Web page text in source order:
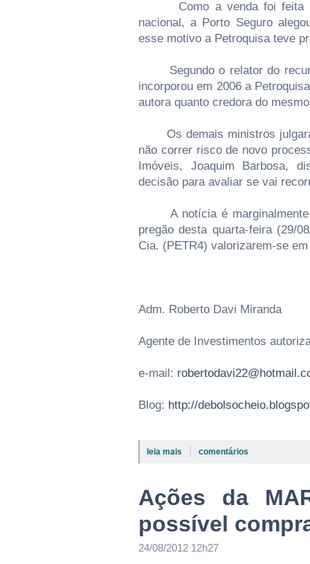
Como a venda foi feita
nacional, a Porto Seguro
esse motivo a Petroquisa teve
Segundo o relator do
incorporou em 2006 a
autora quanto credora do
Os demais ministros
não correr risco de novo
Imóveis, Joaquim Barbosa,
decisão para avaliar se vai
A notícia é marginalmente
pregão desta quarta-feira (29/
Cia. (PETR4) valorizarem-se
Adm. Roberto Davi Miranda
Agente de Investimentos
e-mail:
Blog: http://
leia mais comentários
Ações da
possível
24/08/2012 12h27